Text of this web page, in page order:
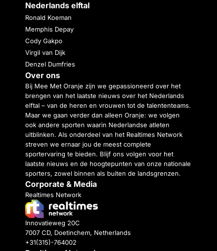
Nederlands elftal
Ronald Koeman
Memphis Depay
Cody Gakpo
Virgil van Dijk
Denzel Dumfries
Over ons
Bij Mee Met Oranje zijn we gepassioneerd over het
brengen van het laatste nieuws over het Nederlands
elftal – van de heren en vrouwen tot de talententeams.
Maar we gaan verder dan alleen Oranje: we volgen
ook andere sporten waarin Nederlandse atleten
uitblinken. Als onderdeel van het Realtimes Network
streven we ernaar jou de meest complete
sportervaring te bieden. Blijf ons volgen voor het
laatste nieuws en de hoogtepunten van onze nationale
sporters, zowel binnen als buiten de landsgrenzen.
Corporate & Media
Realtimes Network
Innovatieweg 20C
7007 CD, Doetinchem, Netherlands
+31(315)-764002